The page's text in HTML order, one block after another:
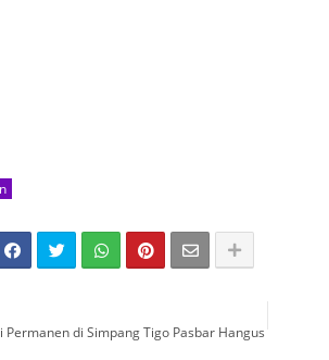
Permanen di Simpang Tigo Pasbar Hangus